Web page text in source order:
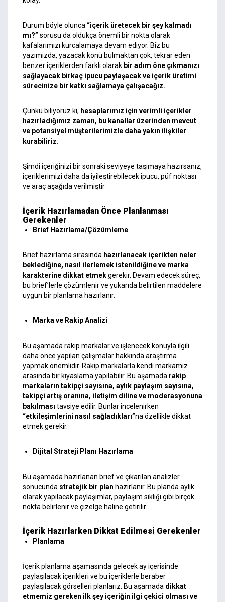
Durum böyle olunca “içerik üretecek bir şey kalmadı
mı?” sorusu da oldukça önemli bir nokta olarak
kafalarımızı kurcalamaya devam ediyor. Biz bu
yazımızda, yazacak konu bulmaktan çok, tekrar eden
benzer içeriklerden farklı olarak bir adım öne çıkmanızı
sağlayacak birkaç ipucu paylaşacak ve içerik üretimi
sürecinize bir katkı sağlamaya çalışacağız.
Çünkü biliyoruz ki, hesaplarımız için verimli içerikler
hazırladığımız zaman, bu kanallar üzerinden mevcut
ve potansiyel müşterilerimizle daha yakın ilişkiler
kurabiliriz.
Şimdi içeriğinizi bir sonraki seviyeye taşımaya hazırsanız,
içeriklerimizi daha da iyileştirebilecek ipucu, püf noktası
ve araç aşağıda verilmiştir
İçerik Hazırlamadan Önce Planlanması
Gerekenler
Brief Hazırlama/Çözümleme
Brief hazırlama sırasında hazırlanacak içerikten neler
beklediğine, nasıl ilerlemek istenildiğine ve marka
karakterine dikkat etmekgerekir. Devam edecek süreç,
bu brief’lerle çözümlenir ve yukarıda belirtilen maddelere
uygun bir planlama hazırlanır.
Marka ve Rakip Analizi
Bu aşamada rakip markalar ve işlenecek konuyla ilgili
daha önce yapılan çalışmalar hakkında araştırma
yapmak önemlidir. Rakip markalarla kendi markamız
arasında bir kıyaslama yapılabilir. Bu aşamada rakip
markaların takipçi sayısına, aylık paylaşım sayısına,
takipçi artış oranına, iletişim diline ve moderasyonuna
bakılması tavsiye edilir. Bunlar incelenirken
“etkileşimlerini nasıl sağladıkları”na özellikle dikkat
etmek gerekir.
Dijital Strateji Planı Hazırlama
Bu aşamada hazırlanan brief ve çıkarılan analizler
sonucunda stratejik bir plan hazırlanır. Bu planda aylık
olarak yapılacak paylaşımlar, paylaşım sıklığı gibi birçok
nokta belirlenir ve çizelge haline getirilir.
İçerik Hazırlarken Dikkat Edilmesi Gerekenler
Planlama
İçerik planlama aşamasında gelecek ay içerisinde
paylaşılacak içerikleri ve bu içeriklerle beraber
paylaşılacak görselleri planlarız. Bu aşamada dikkat
etmemiz gereken ilk şey içeriğin ilgi çekici olması ve